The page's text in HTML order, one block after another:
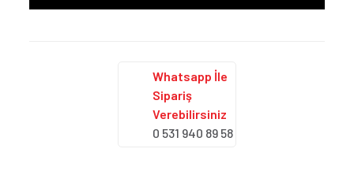
Whatsapp İle
Sipariş
Verebilirsiniz
0 531 940 89 58